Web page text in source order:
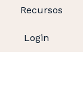
Recursos
Login